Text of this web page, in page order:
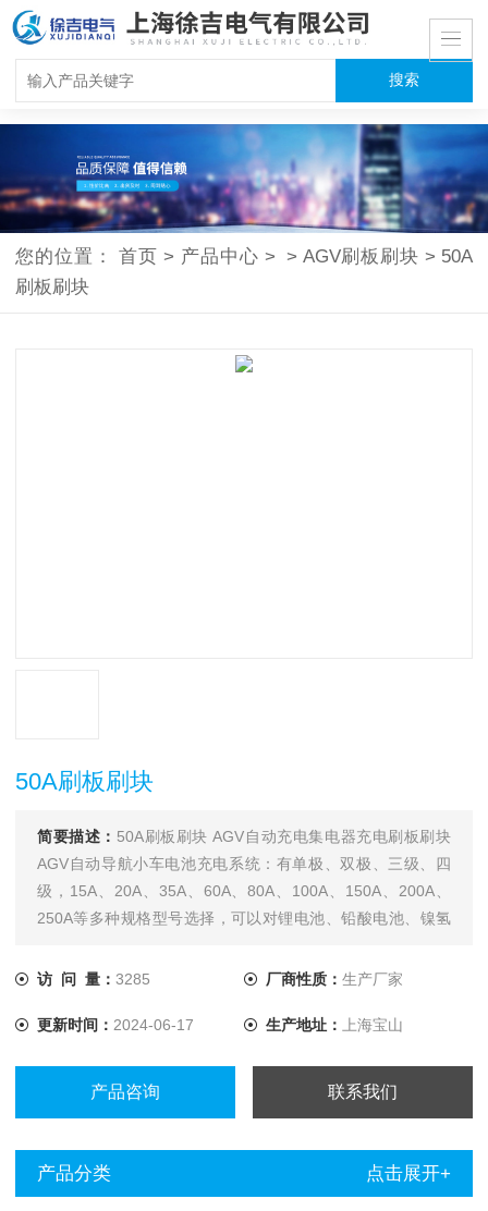
您的位置：首页 > 产品中心 > > AGV刷板刷块 > 50A
刷板刷块
50A刷板刷块
简要描述： 50A刷板刷块 AGV自动充电集电器充电刷板刷块
AGV自动导航小车电池充电系统：有单极、双极、三级、四
级，15A、20A、35A、60A、80A、100A、150A、200A、
250A等多种规格型号选择，可以对锂电池、铅酸电池、镍氢
车在线充电系统，产品广泛应用于电力、铁路、通信、物流自
访 问 量： 3285 厂商性质： 生产厂家
更新时间： 2024-06-17 生产地址： 上海宝山
产品咨询 联系我们
产品分类 点击展开+